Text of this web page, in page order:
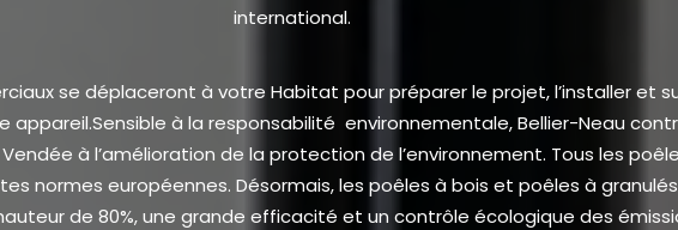
international.
se déplaceront à votre Habitat pour préparer le projet, l’installer et
appareil.Sensible à la responsabilité environnementale,Bellier-Neau
à l’amélioration de la protection de l’environnement. Tous les
normes européennes. Désormais, les poêles à bois et poêles à granulés
de 80%, une grande efficacité et un contrôle écologique des